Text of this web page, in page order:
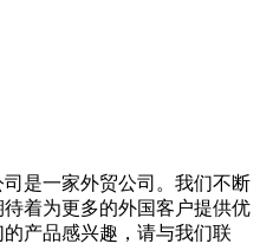
是一家外贸公司。我们不断
着为更多的外国客户提供优
产品感兴趣，请与我们联